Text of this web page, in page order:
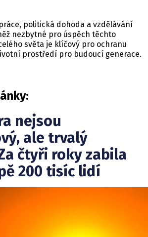
politická dohoda a vzdělávání
nezbytné pro úspěch těchto
světa je klíčový pro ochranu
prostředí pro budoucí generace.
nejsou
ale trvalý
čtyři roky zabila
200 tisíc lidí